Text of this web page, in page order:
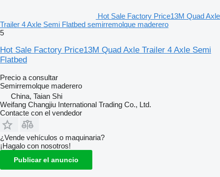
Hot Sale Factory Price13M Quad Axle
Trailer 4 Axle Semi Flatbed semirremolque maderero
5
Hot Sale Factory Price13M Quad Axle Trailer 4 Axle Semi
Flatbed
Precio a consultar
Semirremolque maderero
China, Taian Shi
Weifang Changjiu International Trading Co., Ltd.
Contacte con el vendedor
¿Vende vehículos o maquinaria?
¡Hagalo con nosotros!
Publicar el anuncio